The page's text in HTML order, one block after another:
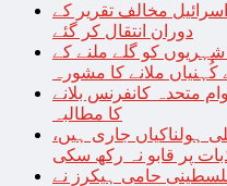
مخالف تقریر کے
دوران انتقال کر گئے
کو گلے ملنے کے
کُہنیاں ملانے کا مشورہ
متحدہ کانفرنس بلانے
کا مطالبہ
ہولناکیاں جاری ہیں،
پر قابو نہ رکھ سکی
حامی ہیکرز نے